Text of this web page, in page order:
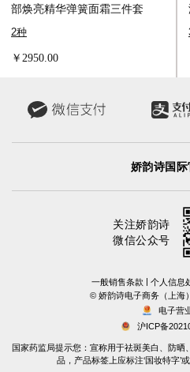
部焕亮精华弹簧面霜三件套
2种
￥2950.00
娇韵诗国际
关注娇韵诗
微信公众号
一般销售条款 | 个人信息
©️ 娇韵诗电子商务（上海
电子营
沪ICP备
国家药监局提示您：宣称用于祛斑美白、防
品，产品标签上应标注‘国妆特字’